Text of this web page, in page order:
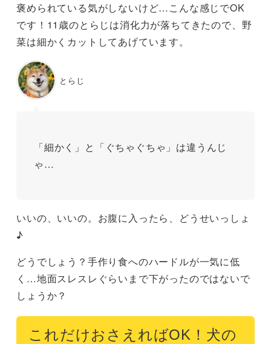
褒められている気がしないけど…こんな感じでOK
です！11歳のとらじは消化力が落ちてきたので、野
菜は細かくカットしてあげています。
とらじ
「細かく」と「ぐちゃぐちゃ」は違うんじ
ゃ…
いいの、いいの。お腹に入ったら、どうせいっしょ
♪
どうでしょう？手作り食へのハードルが一気に低
く…地面スレスレぐらいまで下がったのではないで
しょうか？
これだけおさえればOK！犬の